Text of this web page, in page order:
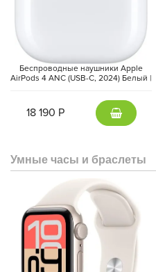
обеспечивает
оперативной и 32 ГБ
важные данные и
приложениями. One UI 8
энергопотребление.
Аккумулятор
длительный срок службы.
Беспроводные наушники Apple
AirPods 4 ANC (USB-C, 2024) Белый |
18 190 Р
Умные часы и браслеты